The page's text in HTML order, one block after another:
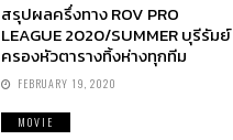
สรุปผลครึ่งทาง ROV PRO
LEAGUE 2020/SUMMER บุรีรัมย์
ครองหัวตารางทิ้งห่างทุกทีม
FEBRUARY 19, 2020
MOVIE